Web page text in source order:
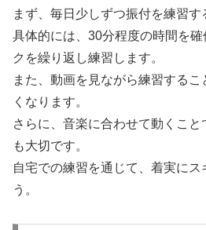
まず、毎日少しずつ振付を練習す
具体的には、30分程度の時間を
クを繰り返し練習します。
また、動画を見ながら練習する
くなります。
さらに、音楽に合わせて動くこと
も大切です。
自宅での練習を通じて、着実にス
う。